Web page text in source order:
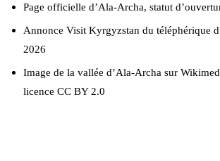
Page officielle d’Ala-Archa, statut
Annonce Visit Kyrgyzstan du téléphérique
2026
Image de la vallée d’Ala-Archa sur
licence CC BY 2.0